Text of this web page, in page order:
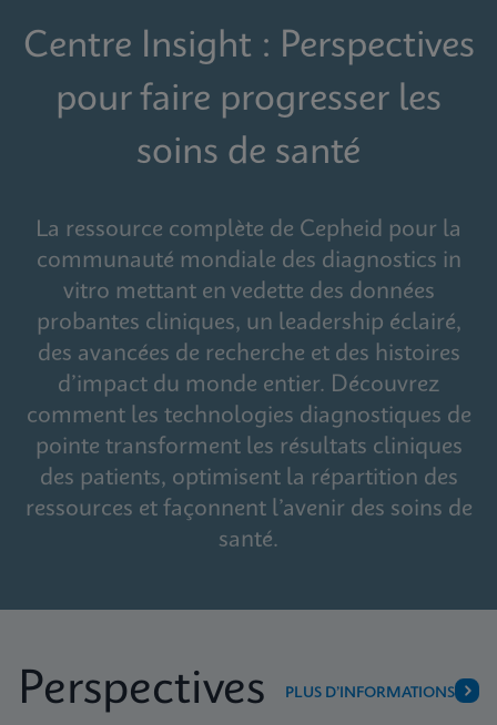
Centre Insight : Perspectives
pour faire progresser les
soins de santé
La ressource complète de Cepheid pour la
communauté mondiale des diagnostics in
vitro mettant en vedette des données
probantes cliniques, un leadership éclairé,
des avancées de recherche et des histoires
d’impact du monde entier. Découvrez
comment les technologies diagnostiques de
pointe transforment les résultats cliniques
des patients, optimisent la répartition des
ressources et façonnent l’avenir des soins de
santé.
Perspectives PLUS D’INFORMATIONS